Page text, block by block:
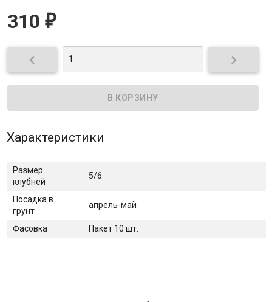
310 ₽
 
Характеристики
Размер
клубней
5/6
Посадка в
грунт
апрель-май
Фасовка Пакет 10 шт.